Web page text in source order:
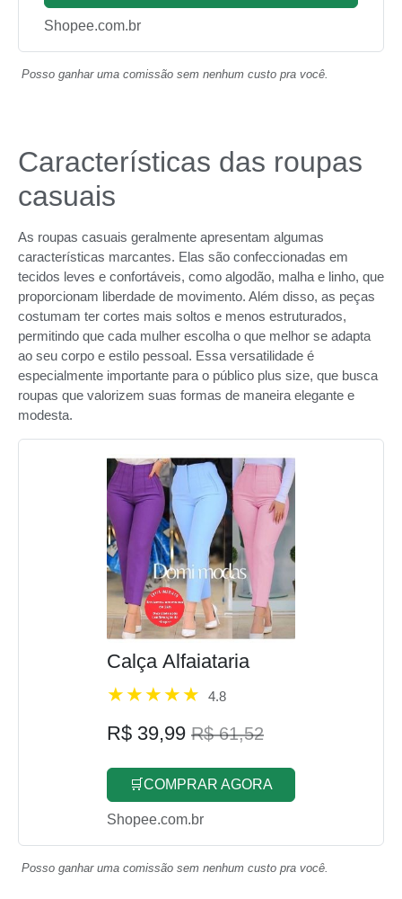
Shopee.com.br
Posso ganhar uma comissão sem nenhum custo pra você.
Características das roupas
casuais
As roupas casuais geralmente apresentam algumas
características marcantes. Elas são confeccionadas em
tecidos leves e confortáveis, como algodão, malha e linho, que
proporcionam liberdade de movimento. Além disso, as peças
costumam ter cortes mais soltos e menos estruturados,
permitindo que cada mulher escolha o que melhor se adapta
ao seu corpo e estilo pessoal. Essa versatilidade é
especialmente importante para o público plus size, que busca
roupas que valorizem suas formas de maneira elegante e
modesta.
Calça Alfaiataria
4.8
R$ 39,99 R$ 61,52
🛒COMPRAR AGORA
Shopee.com.br
Posso ganhar uma comissão sem nenhum custo pra você.